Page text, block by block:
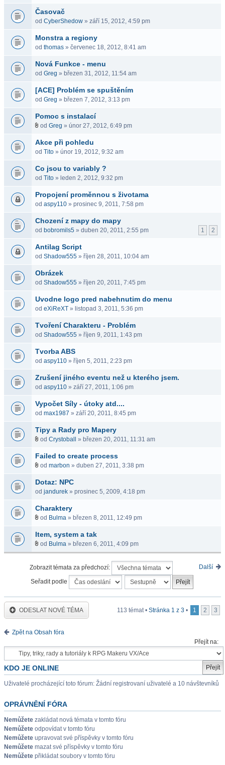
Časovač
od CyberShedow » září 15, 2012, 4:59 pm
Monstra a regiony
od thomas » červenec 18, 2012, 8:41 am
Nová Funkce - menu
od Greg » březen 31, 2012, 11:54 am
[ACE] Problém se spuštěním
od Greg » březen 7, 2012, 3:13 pm
Pomoc s instalací
od Greg » únor 27, 2012, 6:49 pm
Akce při pohledu
od Tito » únor 19, 2012, 9:32 am
Co jsou to variably ?
od Tito » leden 2, 2012, 9:32 pm
Propojení proměnnou s životama
od aspy110 » prosinec 9, 2011, 7:58 pm
Chození z mapy do mapy
1 2
od bobromils5 » duben 20, 2011, 2:55 pm
Antilag Script
od Shadow555 » říjen 28, 2011, 10:04 am
Obrázek
od Shadow555 » říjen 20, 2011, 7:45 pm
Uvodne logo pred nabehnutim do menu
od eXiReXT » listopad 3, 2011, 5:36 pm
Tvoření Charakteru - Problém
od Shadow555 » říjen 9, 2011, 1:43 pm
Tvorba ABS
od aspy110 » říjen 5, 2011, 2:23 pm
Zrušení jiného eventu než u kterého jsem.
od aspy110 » září 27, 2011, 1:06 pm
Vypočet Síly - útoky atd....
od max1987 » září 20, 2011, 8:45 pm
Tipy a Rady pro Mapery
od Crystoball » březen 20, 2011, 11:31 am
Failed to create process
od marbon » duben 27, 2011, 3:38 pm
Dotaz: NPC
od jandurek » prosinec 5, 2009, 4:18 pm
Charaktery
od Bulma » březen 8, 2011, 12:49 pm
Item, system a tak
od Bulma » březen 6, 2011, 4:09 pm
Další
Zobrazit témata za předchozí:
Seřadit podle
ODESLAT NOVÉ TÉMA 113 témat • Stránka 1 z 3 • 1 2 3
Zpět na Obsah fóra
Přejít na:
KDO JE ONLINE
Uživatelé procházející toto fórum: Žádní registrovaní uživatelé a 10 návštevníků
OPRÁVNĚNÍ FÓRA
Nemůžete zakládat nová témata v tomto fóru
Nemůžete odpovídat v tomto fóru
Nemůžete upravovat své příspěvky v tomto fóru
Nemůžete mazat své příspěvky v tomto fóru
Nemůžete přikládat soubory v tomto fóru